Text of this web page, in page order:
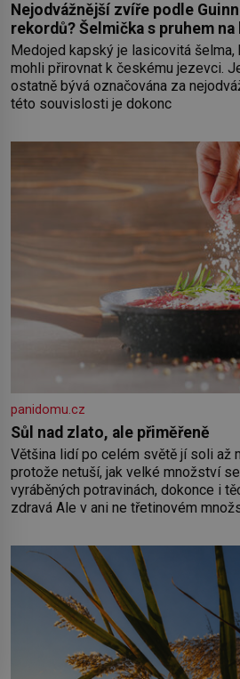
Nejodvážnější zvíře podle
rekordů? Šelmička s pruhem na
Medojed kapský je lasicovitá
mohli přirovnat k českému jezevci.
ostatně bývá označována za
této souvislosti je dokonc
panidomu.cz
Sůl nad zlato, ale přiměřeně
Většina lidí po celém světě jí soli až
protože netuší, jak velké množství
vyráběných potravinách, dokonce i
zdravá Ale v ani ne třetinovém
zásadní pro správné hospodaření